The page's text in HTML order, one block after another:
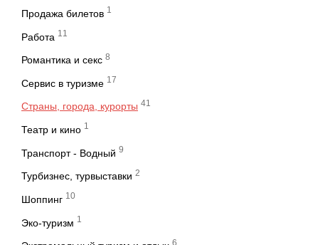
Продажа билетов 1
Работа 11
Романтика и секс 8
Сервис в туризме 17
Страны, города, курорты 41
Театр и кино 1
Транспорт - Водный 9
Турбизнес, турвыставки 2
Шоппинг 10
Эко-туризм 1
6